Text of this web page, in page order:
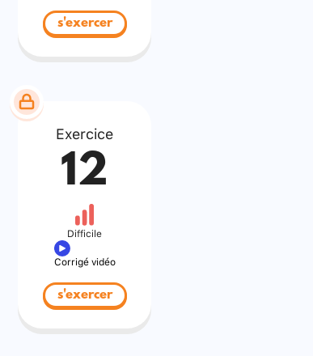
s'exercer
Exercice
12
Difficile
Corrigé vidéo
s'exercer